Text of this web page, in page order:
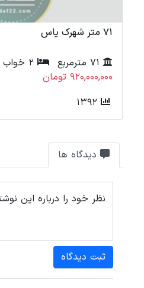
71 متر شهرک یاس
920,000,000 تومان
دیدگاه ها
نظر خود را درباره این
ثبت دیدگاه